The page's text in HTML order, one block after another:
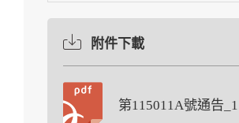
附件下載
第115011A號通告